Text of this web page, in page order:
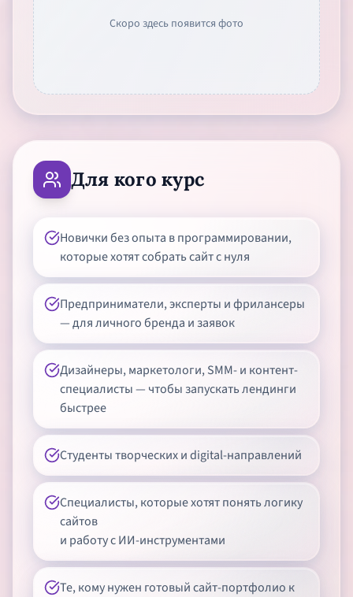
Скоро здесь появится фото
Для кого курс
Новички без опыта в программировании,
которые хотят собрать сайт с нуля
Предприниматели, эксперты и фрилансеры
— для личного бренда и заявок
Дизайнеры, маркетологи, SMM- и контент-
специалисты — чтобы запускать лендинги
быстрее
Студенты творческих и digital-направлений
Специалисты, которые хотят понять логику
сайтов
и работу с ИИ-инструментами
Те, кому нужен готовый сайт-портфолио к